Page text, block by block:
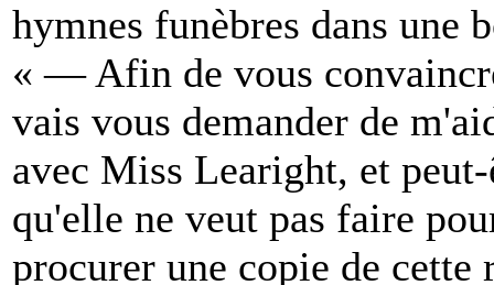
hymnes funèbres dans une
« — Afin de vous
vais vous demander de
avec Miss Learight, et
qu'elle ne veut pas faire
procurer une copie de cette